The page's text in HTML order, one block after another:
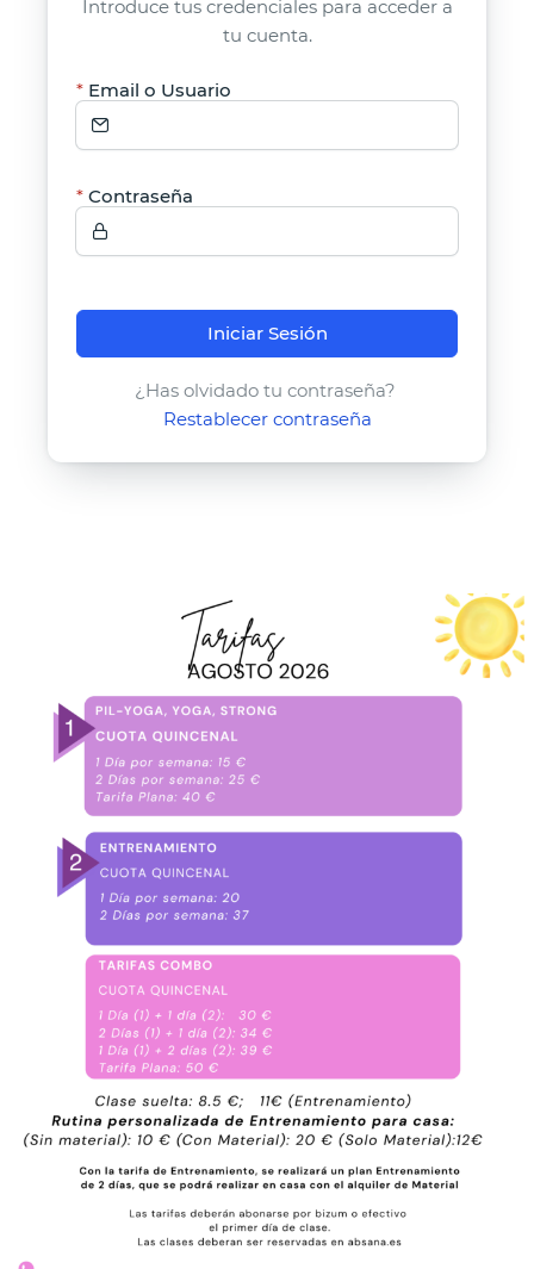
Introduce tus credenciales para acceder a
tu cuenta.
Email o Usuario
Contraseña
Iniciar Sesión
¿Has olvidado tu contraseña?
Restablecer contraseña